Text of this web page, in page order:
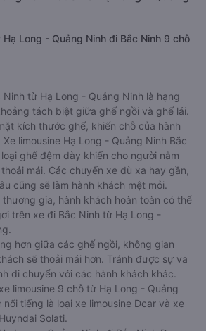
Ka Long (Tiến Trình) vận
xe limousine Hạ Long - Quảng
Long - Quảng Ninh đi Bắc Ninh 9 chỗ
Ninh từ Hạ Long - Quảng Ninh là hạng
tách biệt giữa ghế ngồi và ghế lái.
kích thước ghế, khiến chỗ của hành
limousine Hạ Long - Quảng Ninh Bắc
ghế đệm dày khiến cho người nằm
mái. Các chuyến xe dù xa hay gần,
cũng sẽ làm hành khách mệt mỏi.
gia, hành khách hoàn toàn có thể
trên xe đi Bắc Ninh từ Hạ Long -
hơn giữa các ghế ngồi, không gian
sẽ thoải mái hơn. Tránh được sự va
di chuyển với các hành khách khác.